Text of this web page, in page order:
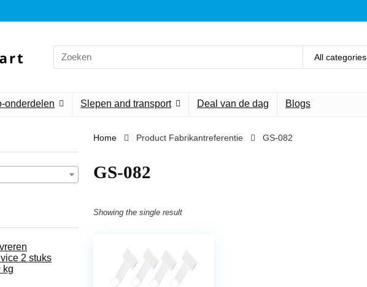
Search
for:
All categories
onderdelen Slepen and transport Deal van de dag Blogs
2 stuks
kg
Home Product Fabrikantreferentie ‎GS-082
‎GS-082
Showing the single result